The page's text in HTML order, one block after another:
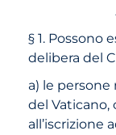
§ 1. Possono
delibera del
a) le
del
all’iscrizione